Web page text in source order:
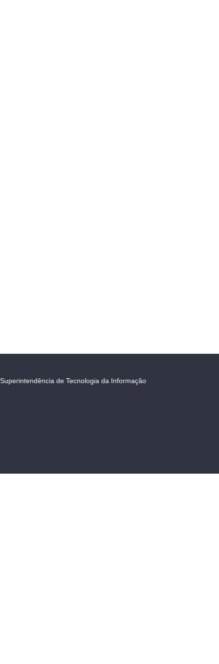
Superintendência de Tecnologia da Informação